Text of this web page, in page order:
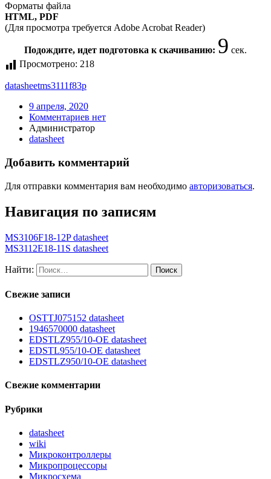
Форматы файла
HTML, PDF
(Для просмотра требуется Adobe Acrobat Reader)
Подождите, идет подготовка к скачиванию: 9 сек.
Просмотрено: 218
datasheetms3111f83p
9 апреля, 2020
Комментариев нет
Администратор
datasheet
Добавить комментарий
Для отправки комментария вам необходимо авторизоваться.
Навигация по записям
MS3106F18-12P datasheet
MS3112E18-11S datasheet
Найти:
Свежие записи
OSTTJ075152 datasheet
1946570000 datasheet
EDSTLZ955/10-OE datasheet
EDSTL955/10-OE datasheet
EDSTLZ950/10-OE datasheet
Свежие комментарии
Рубрики
datasheet
wiki
Микроконтроллеры
Микропроцессоры
Микросхема